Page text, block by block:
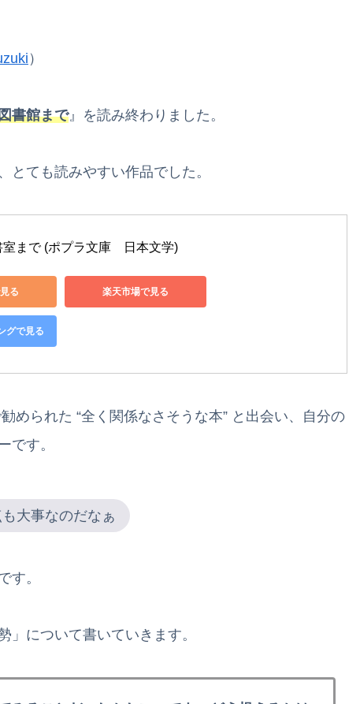
）
書館まで』を読み終わりました。
とても読みやすい作品でした。
まで (ポプラ文庫　日本文学)
る 楽天市場で見る
グで見る
められた “全く関係なさそうな本” と出会い、自分の
です。
大事なのだなぁ
す。
」について書いていきます。